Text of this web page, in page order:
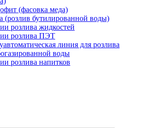
(фасовка меда)
(розлив бутилированной воды)
розлива жидкостей
розлива ПЭТ
линия для розлива
воды
розлива напитков